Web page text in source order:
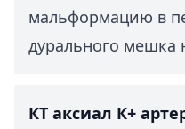
мальформацию в
дурального мешка
КТ аксиал К+